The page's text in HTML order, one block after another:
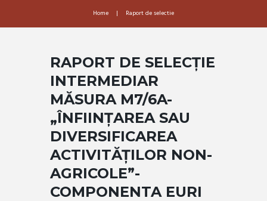
Home Raport de selectie
RAPORT DE SELECȚIE
INTERMEDIAR
MĂSURA M7/6A-
„ÎNFIINȚAREA SAU
DIVERSIFICAREA
ACTIVITĂȚILOR NON-
AGRICOLE”-
COMPONENTA EURI